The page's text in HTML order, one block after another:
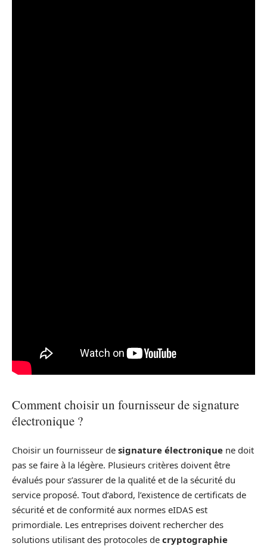
Comment choisir un fournisseur de signature
électronique ?
Choisir un fournisseur de signature électronique ne doit
pas se faire à la légère. Plusieurs critères doivent être
évalués pour s’assurer de la qualité et de la sécurité du
service proposé. Tout d’abord, l’existence de certificats de
sécurité et de conformité aux normes eIDAS est
primordiale. Les entreprises doivent rechercher des
solutions utilisant des protocoles de cryptographie